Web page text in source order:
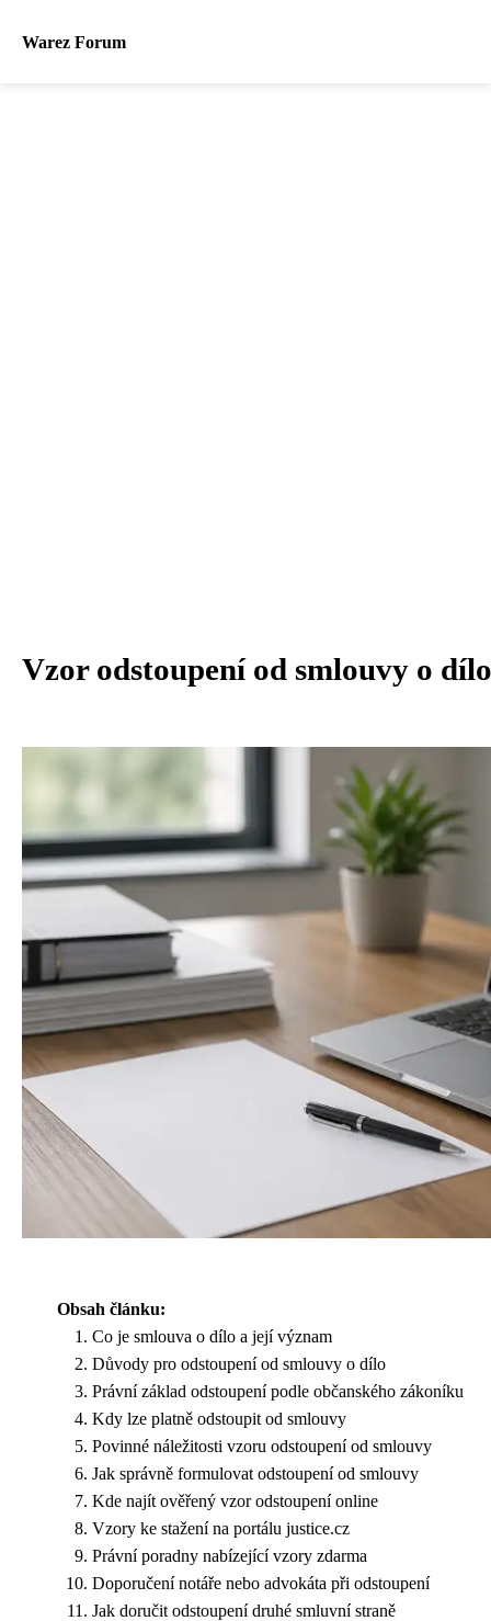
Warez Forum
Vzor odstoupení od smlouvy o
Obsah článku:
Co je smlouva o dílo a její význam
Důvody pro odstoupení od smlouvy o dílo
Právní základ odstoupení podle občanského zákoníku
Kdy lze platně odstoupit od smlouvy
Povinné náležitosti vzoru odstoupení od smlouvy
Jak správně formulovat odstoupení od smlouvy
Kde najít ověřený vzor odstoupení online
Vzory ke stažení na portálu justice.cz
Právní poradny nabízející vzory zdarma
Doporučení notáře nebo advokáta při odstoupení
Jak doručit odstoupení druhé smluvní straně